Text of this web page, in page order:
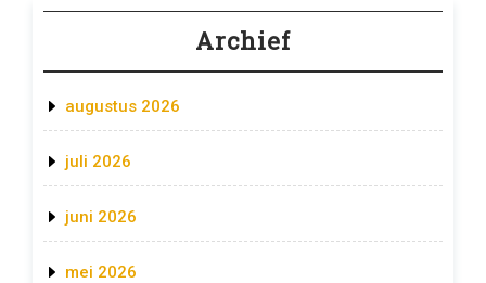
Archief
augustus 2026
juli 2026
juni 2026
mei 2026